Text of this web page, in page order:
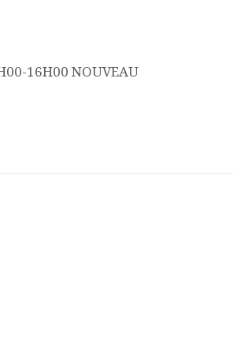
16H00 NOUVEAU